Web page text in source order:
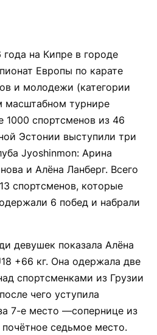
на Кипре в городе
Европы по карате
и молодежи (категории
масштабном турнире
1000 спортсменов из 46
Эстонии выступили три
Jyoshinmon: Арина
и Алёна Ланберг. Всего
спортсменов, которые
6 побед и набрали
девушек показала Алёна
+66 кг. Она одержала две
спортсменками из Грузии
чего уступила
7-е место —сопернице из
седьмое место.